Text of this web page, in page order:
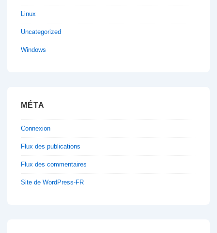
Linux
Uncategorized
Windows
MÉTA
Connexion
Flux des publications
Flux des commentaires
Site de WordPress-FR